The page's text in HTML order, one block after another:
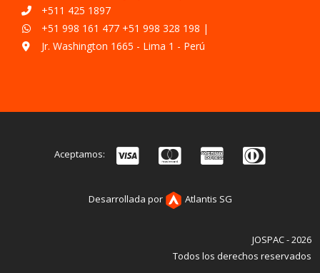
+511 425 1897
+51 998 161 477 +51 998 328 198 |
Jr. Washington 1665 - Lima 1 - Perú
Aceptamos:
Desarrollada por Atlantis SG
JOSPAC - 2026
Todos los derechos reservados